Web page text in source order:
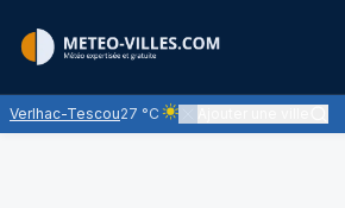
Verlhac-Tescou27 °C
Ciel clair - quasiment pas